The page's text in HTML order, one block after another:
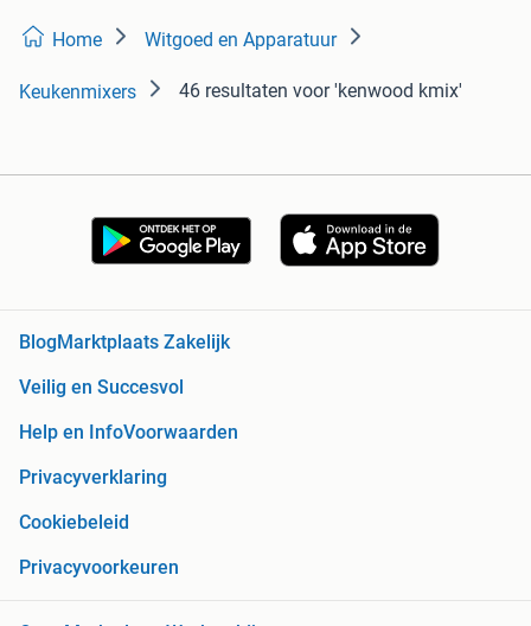
Home Witgoed en Apparatuur
Keukenmixers 46 resultaten voor 'kenwood kmix'
BlogMarktplaats Zakelijk
Veilig en Succesvol
Help en InfoVoorwaarden
Privacyverklaring
Cookiebeleid
Privacyvoorkeuren